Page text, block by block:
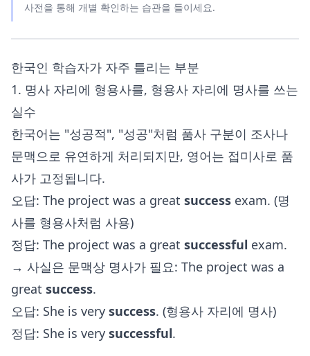
사전을 통해 개별 확인하는 습관을 들이세요.
한국인 학습자가 자주 틀리는 부분
1. 명사 자리에 형용사를, 형용사 자리에 명사를 쓰는
실수
한국어는 "성공적", "성공"처럼 품사 구분이 조사나
문맥으로 유연하게 처리되지만, 영어는 접미사로 품
사가 고정됩니다.
오답: The project was a great success exam. (명
사를 형용사처럼 사용)
정답: The project was a great successful exam.
→ 사실은 문맥상 명사가 필요: The project was a
great success.
오답: She is very success. (형용사 자리에 명사)
정답: She is very successful.